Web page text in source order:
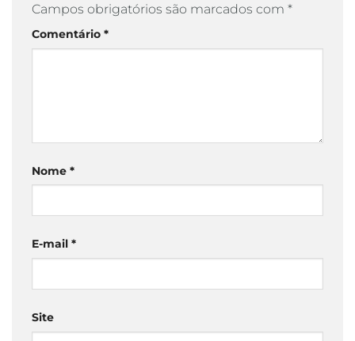
Campos obrigatórios são marcados com *
Comentário *
Nome *
E-mail *
Site